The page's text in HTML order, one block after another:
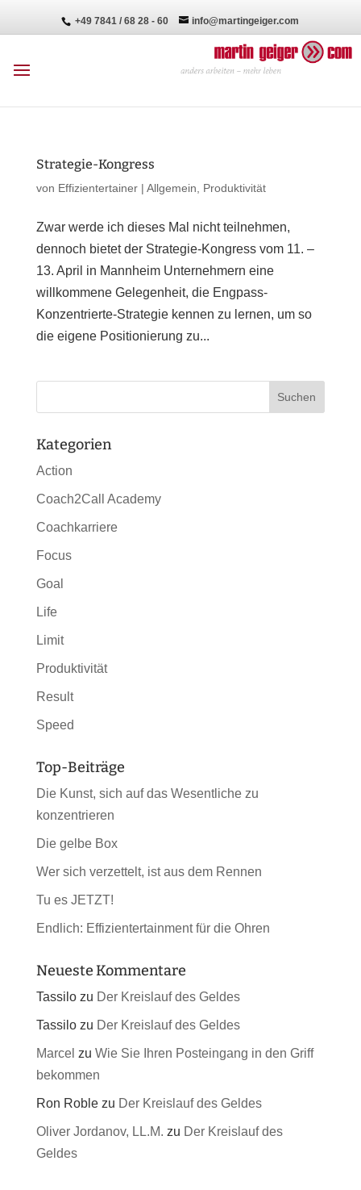
+49 7841 / 68 28 - 60 info@martingeiger.com
Strategie-Kongress
von Effizientertainer| Allgemein Produktivität
Zwar werde ich dieses Mal nicht teilnehmen,
dennoch bietet der Strategie-Kongress vom 11. –
13. April in Mannheim Unternehmern eine
willkommene Gelegenheit, die Engpass-
Konzentrierte-Strategie kennen zu lernen, um so
die eigene Positionierung zu...
Kategorien
Action
Coach2Call Academy
Coachkarriere
Focus
Goal
Life
Limit
Produktivität
Result
Speed
Top-Beiträge
Die Kunst, sich auf das Wesentliche zu
konzentrieren
Die gelbe Box
Wer sich verzettelt, ist aus dem Rennen
Tu es JETZT!
Endlich: Effizientertainment für die Ohren
Neueste Kommentare
Tassilozu Der Kreislauf des Geldes
Tassilozu Der Kreislauf des Geldes
Marcel zu Wie Sie Ihren Posteingang in den Griff
bekommen
Ron Roblezu Der Kreislauf des Geldes
Oliver Jordanov, LL.M. zu Der Kreislauf des
Geldes